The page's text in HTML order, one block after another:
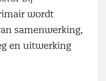
wordt
samenwerking,
en uitwerking